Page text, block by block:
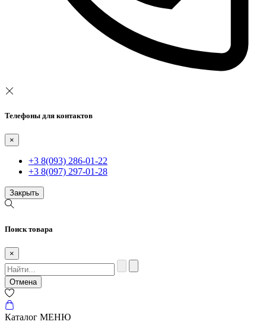
Телефоны для контактов
×
+3 8(093) 286-01-22
+3 8(097) 297-01-28
Закрыть
Поиск товара
×
Отмена
Каталог МЕНЮ